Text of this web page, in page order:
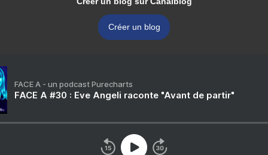
Créer un blog
FACE A - un podcast Purecharts
FACE A #30 : Eve Angeli raconte "Avant de partir"